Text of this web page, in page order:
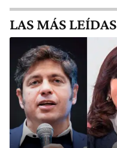
LAS MÁS LEÍDAS